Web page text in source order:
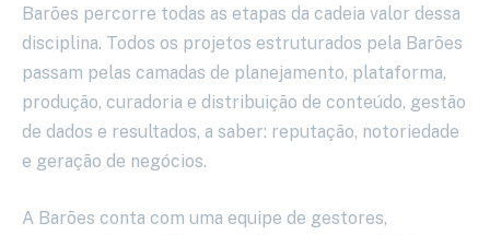
Barões percorre todas as etapas da cadeia valor dessa
disciplina. Todos os projetos estruturados pela Barões
passam pelas camadas de planejamento, plataforma,
produção, curadoria e distribuição de conteúdo, gestão
de dados e resultados, a saber: reputação, notoriedade
e geração de negócios.
A Barões conta com uma equipe de gestores,